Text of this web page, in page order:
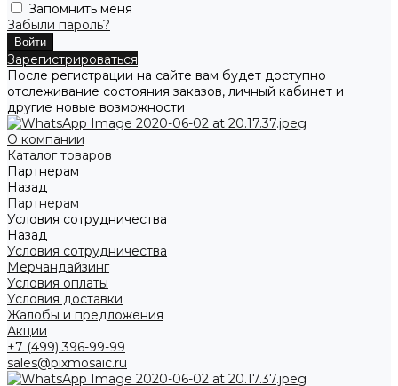
Запомнить меня
Забыли пароль?
Зарегистрироваться
После регистрации на сайте вам будет доступно
отслеживание состояния заказов, личный кабинет и
другие новые возможности
О компании
Каталог товаров
Партнерам
Назад
Партнерам
Условия сотрудничества
Назад
Условия сотрудничества
Мерчандайзинг
Условия оплаты
Условия доставки
Жалобы и предложения
Акции
+7 (499) 396-99-99
sales@pixmosaic.ru